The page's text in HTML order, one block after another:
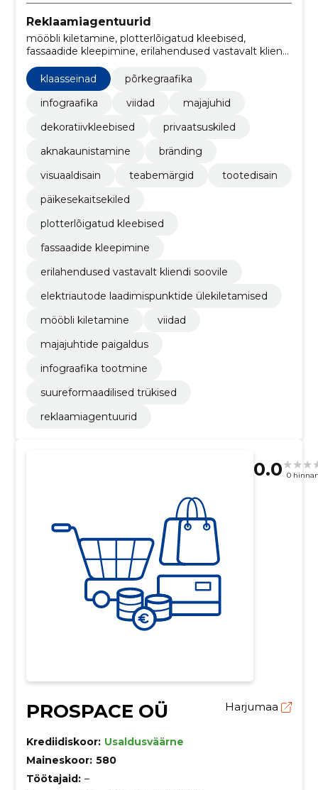
Reklaamiagentuurid
mööbli kiletamine, plotterlõigatud kleebised,
fassaadide kleepimine, erilahendused vastavalt kliendi
soovile, klaasseinad, elektriautode laadimispunktide
ülekiletamised, majajuhtide paigaldus,
suureformaadilised trükised, infograafika tootmine,
Päikesekaitsekiled
klaasseinad
põrkegraafika
infograafika
viidad
majajuhid
dekoratiivkleebised
privaatsuskiled
aknakaunistamine
bränding
visuaaldisain
teabemärgid
tootedisain
päikesekaitsekiled
plotterlõigatud kleebised
fassaadide kleepimine
erilahendused vastavalt kliendi soovile
elektriautode laadimispunktide ülekiletamised
mööbli kiletamine
viidad
majajuhtide paigaldus
infograafika tootmine
suureformaadilised trükised
reklaamiagentuurid
0.0 0
PROSPACE OÜ Harjumaa
Krediidiskoor: Usaldusväärne
Maineskoor: 580
Töötajaid: –